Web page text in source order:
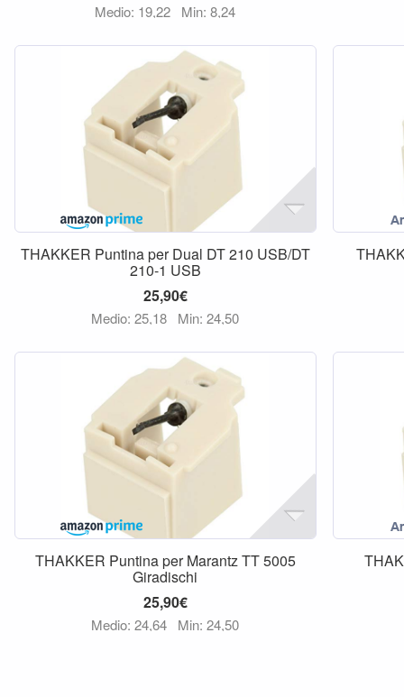
Medio: 19,22 Min: 8,24
THAKKER Puntina per Dual DT 210 USB/DT
210-1 USB
25,90€
Medio: 25,18 Min: 24,50
THAKKER Puntina per Marantz TT 5005
Giradischi
25,90€
Medio: 24,64 Min: 24,50